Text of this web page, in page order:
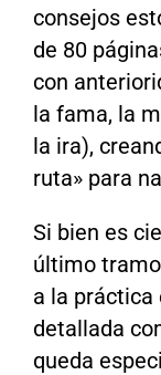
consejos
de 80
con
la fama, la
la ira),
ruta» para
Si bien es
último
a la práctica
detallada
queda